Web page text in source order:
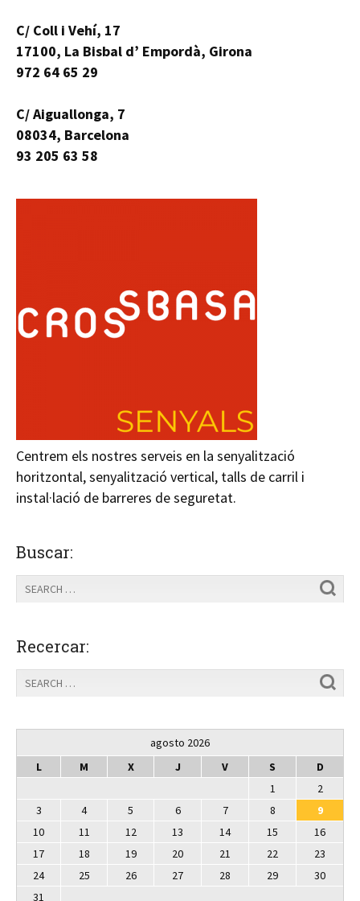
C/ Coll i Vehí, 17
17100, La Bisbal d’ Empordà, Girona
972 64 65 29
C/ Aiguallonga, 7
08034, Barcelona
93 205 63 58
Centrem els nostres serveis en la senyalització
horitzontal, senyalització vertical, talls de carril i
instal·lació de barreres de seguretat.
Buscar:
Recercar:
agosto 2026
L
M X J V S
D
1
2
3
4 5 6 7 8
9
10
11 12 13 14 15
16
17
18 19 20 21 22
23
24
25 26 27 28 29
30
31